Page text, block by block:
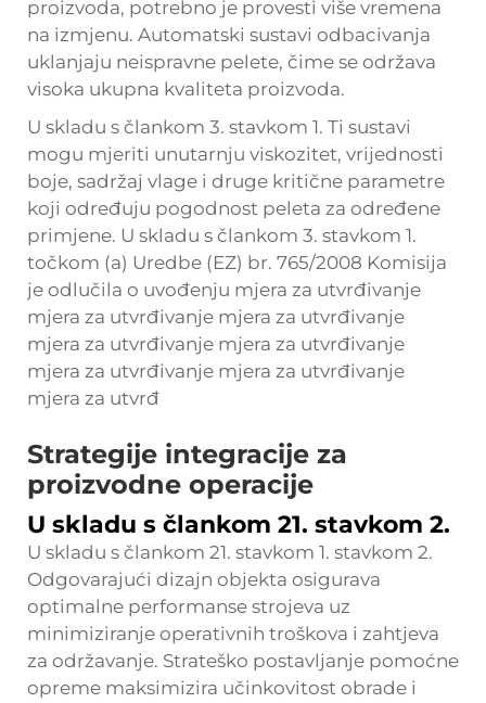
proizvoda, potrebno je provesti više vremena
na izmjenu. Automatski sustavi odbacivanja
uklanjaju neispravne pelete, čime se održava
visoka ukupna kvaliteta proizvoda.
U skladu s člankom 3. stavkom 1. Ti sustavi
mogu mjeriti unutarnju viskozitet, vrijednosti
boje, sadržaj vlage i druge kritične parametre
koji određuju pogodnost peleta za određene
primjene. U skladu s člankom 3. stavkom 1.
točkom (a) Uredbe (EZ) br. 765/2008 Komisija
je odlučila o uvođenju mjera za utvrđivanje
mjera za utvrđivanje mjera za utvrđivanje
mjera za utvrđivanje mjera za utvrđivanje
mjera za utvrđivanje mjera za utvrđivanje
mjera za utvrđ
Strategije integracije za
proizvodne operacije
U skladu s člankom 21. stavkom 2.
U skladu s člankom 21. stavkom 1. stavkom 2.
Odgovarajući dizajn objekta osigurava
optimalne performanse strojeva uz
minimiziranje operativnih troškova i zahtjeva
za održavanje. Strateško postavljanje pomoćne
opreme maksimizira učinkovitost obrade i